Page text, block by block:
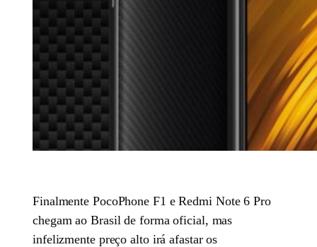
Finalmente PocoPhone F1 e Redmi Note 6 Pro
chegam ao Brasil de forma oficial, mas
infelizmente preço alto irá afastar os